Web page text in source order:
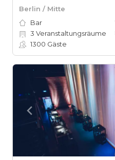
Berlin / Mitte
Bar
3 Veranstaltungsräume
1300 Gäste